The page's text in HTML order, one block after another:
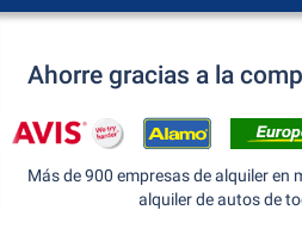
Ahorre gracias a la
Más de 900 empresas de alquiler en
alquiler de autos de